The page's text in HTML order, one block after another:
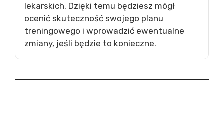
lekarskich. Dzięki temu będziesz mógł
ocenić skuteczność swojego planu
treningowego i wprowadzić ewentualne
zmiany, jeśli będzie to konieczne.